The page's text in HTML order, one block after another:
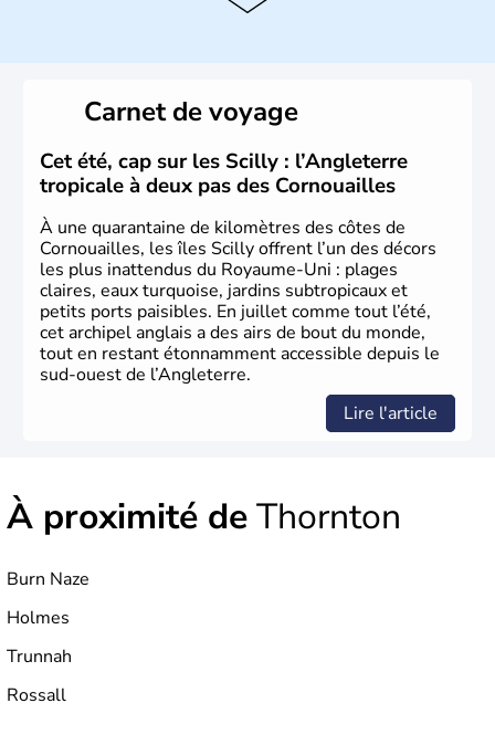
instable avec de nombreuses précipitations : il s’agit d’un
Histoire et administration
L'Angleterre est l’une des quatre nations constitutives du
Royaume-Uni. Elle est peuplée de plus de 50 millions
d’habitants, les Anglais, et constitue à elle seule, près de
84% de la population de l’ensemble. Le pays s’est créé au
Xème siècle et tient son nom desAngles
germanique installé sur ces terres. Première démocratie
parlementaire au monde, elle doit son développement à
l’essor industriel du XIXème siècle.
Carnet de voyage
Cet été, cap sur les Scilly : l’Angleterre
tropicale à deux pas des Cornouailles
À une quarantaine de kilomètres des côtes de
Cornouailles, les îles Scilly offrent l’un des décors
les plus inattendus du Royaume-Uni : plages
claires, eaux turquoise, jardins subtropicaux et
petits ports paisibles. En juillet comme tout l’été,
cet archipel anglais a des airs de bout du monde,
tout en restant étonnamment accessible depuis le
sud-ouest de l’Angleterre.
Lire l'article
À proximité deThornton
Burn Naze
Holmes
Trunnah
Rossall